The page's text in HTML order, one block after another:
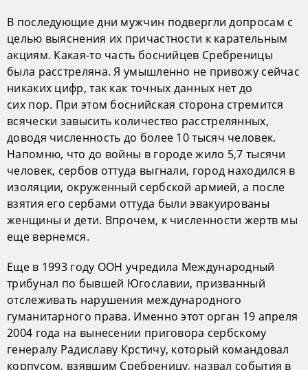
В последующие дни мужчин подвергли допросам с
целью выяснения их причастности к карательным
акциям. Какая-то часть боснийцев Сребреницы
была расстреляна. Я умышленно не привожу сейчас
никаких цифр, так как точных данных нет до
сих пор. При этом боснийская сторона стремится
всячески завысить количество расстрелянных,
доводя численность до более 10 тысяч человек.
Напомню, что до войны в городе жило 5,7 тысячи
человек, сербов оттуда выгнали, город находился в
изоляции, окруженный сербской армией, а после
взятия его сербами оттуда были эвакуированы
женщины и дети. Впрочем, к численности жертв мы
еще вернемся.
Еще в 1993 году ООН учредила Международный
трибунал по бывшей Югославии, призванный
отслеживать нарушения международного
гуманитарного права. Именно этот орган 19 апреля
2004 года на вынесении приговора сербскому
генералу Радиславу Крстичу, который командовал
корпусом, взявшим Сребреницу, назвал события в